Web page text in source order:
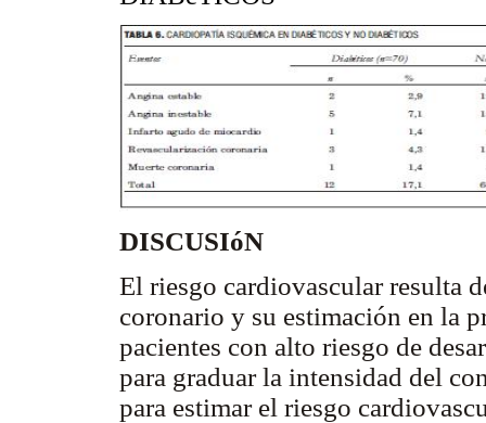
DISCUSIóN
El riesgo cardiovascular resulta
coronario y su estimación en la
pacientes con alto riesgo de
para graduar la intensidad del
para estimar el riesgo